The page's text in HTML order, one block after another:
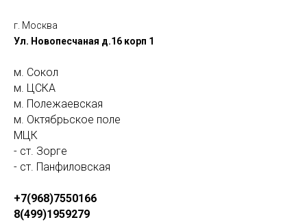
г. Москва
Ул. Новопесчаная д.16 корп 1
м. Сокол
м. ЦСКА
м. Полежаевская
м. Октябрьское поле
МЦК
- ст. Зорге
- ст. Панфиловская
+7(968)7550166
8(499)1959279